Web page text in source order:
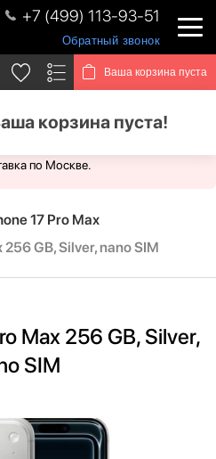
+7 (499) 113-93-51
Обратный звонок
Ваша корзина пуста
корзина пуста!
выходных. Для Вас доступен
по Москве.
17 Pro Max
GB, Silver, nano SIM
Max 256 GB, Silver,
SIM